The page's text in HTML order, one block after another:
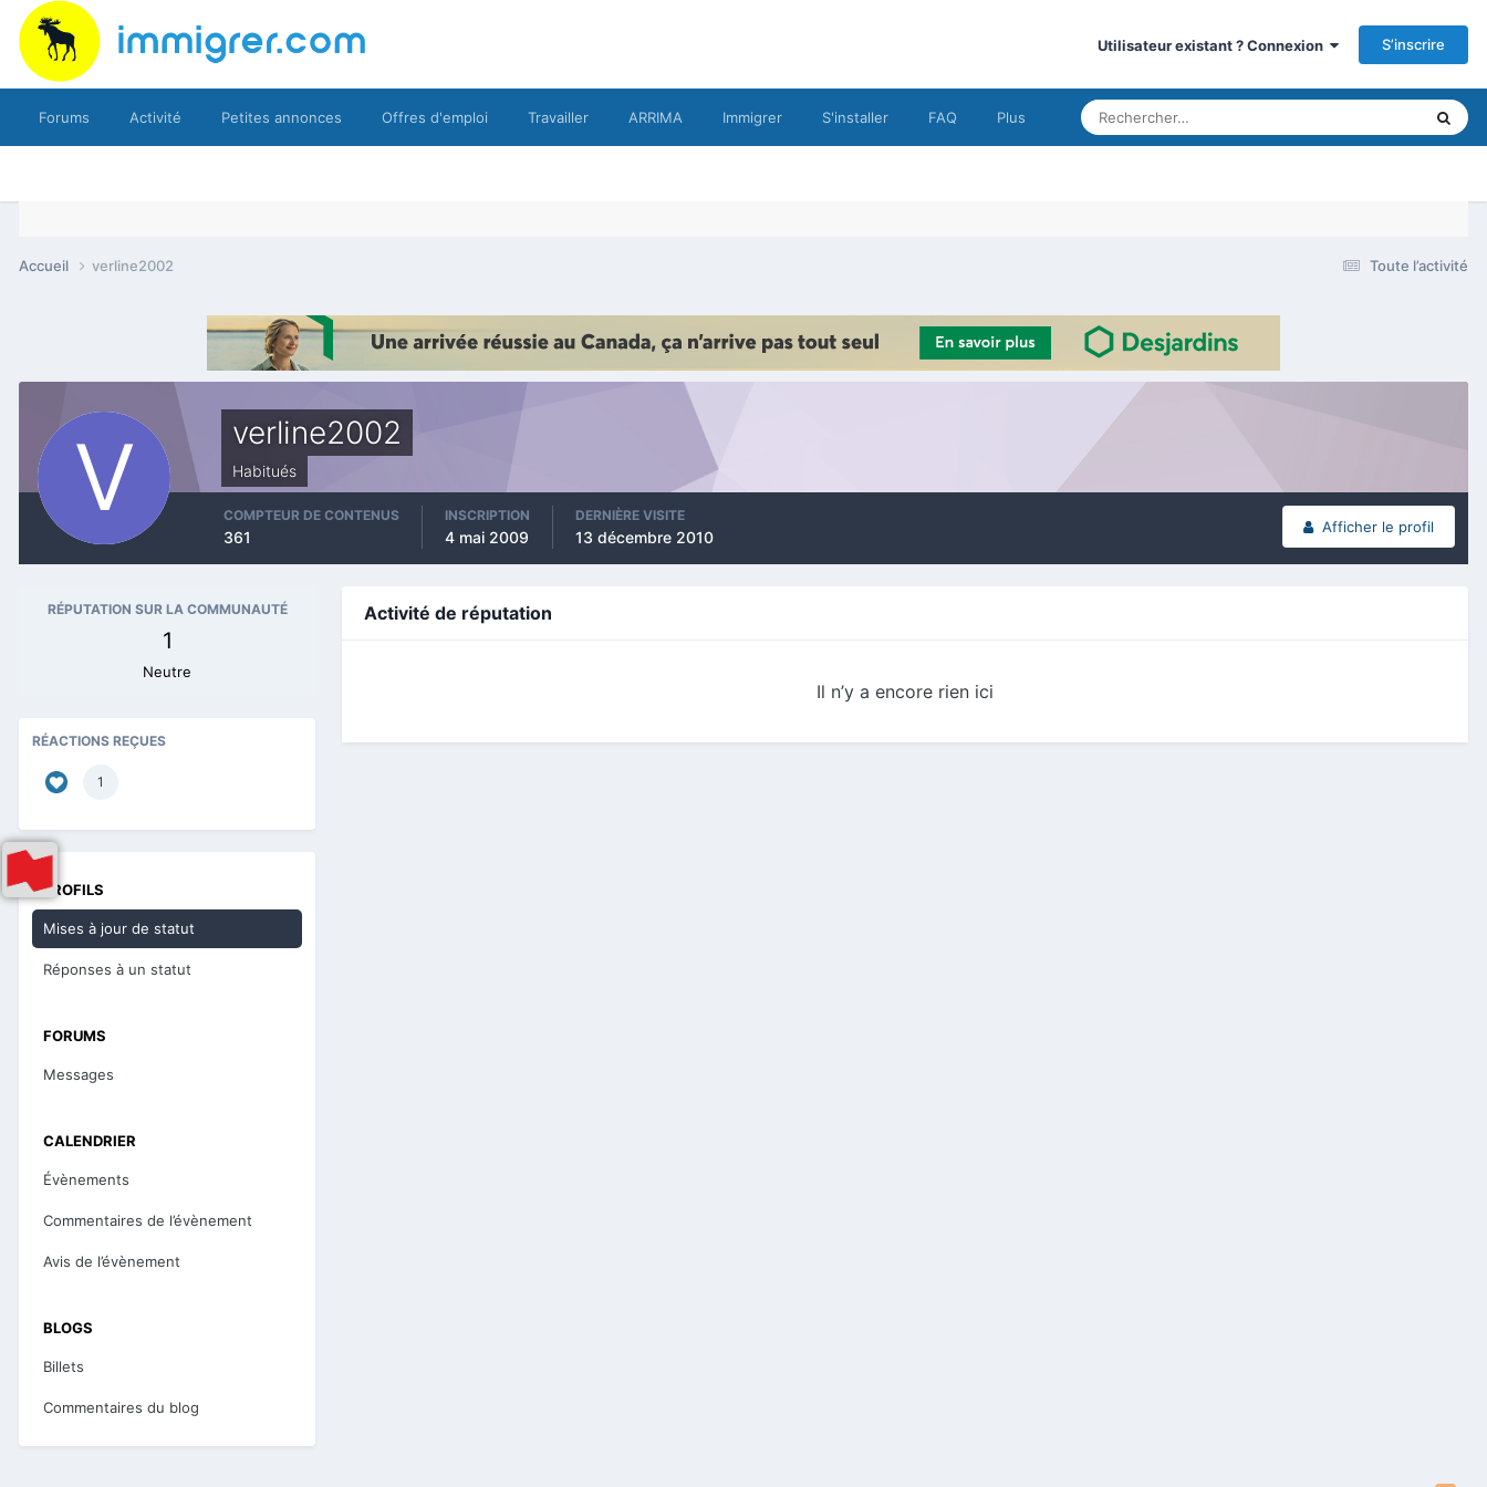
Utilisateur existant ? Connexion S’inscrire
Forums Activité Petites annonces Offres d'emploi Travailler ARRIMA Immigrer S'installer FAQ Plus
Toute l’activité
Accueil verline2002
verline2002
Habitués
Afficher le profil
COMPTEUR DE CONTENUS
361
INSCRIPTION
4 mai 2009
DERNIÈRE VISITE
13 décembre 2010
RÉPUTATION SUR LA COMMUNAUTÉ
1
Neutre
RÉACTIONS REÇUES
1
PROFILS
Mises à jour de statut
Réponses à un statut
FORUMS
Messages
CALENDRIER
Évènements
Commentaires de l’évènement
Avis de l’évènement
BLOGS
Billets
Commentaires du blog
Activité de réputation
Il n’y a encore rien ici